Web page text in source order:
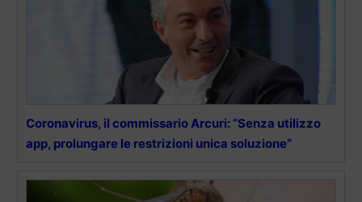
Coronavirus, il commissario Arcuri: “Senza utilizzo
app, prolungare le restrizioni unica soluzione”